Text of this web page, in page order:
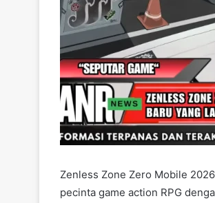
Zenless Zone Zero Mobile
pecinta game action RPG